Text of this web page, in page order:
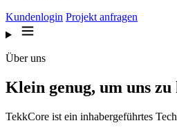
Kundenlogin Projekt anfragen
Über uns
Klein genug, um uns
TekkCore ist ein inhabergeführtes